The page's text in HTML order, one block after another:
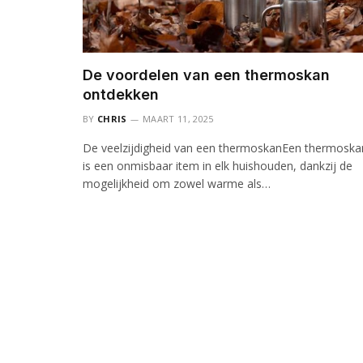
De voordelen van een thermoskan
ontdekken
BY CHRIS MAART 11, 2025
De veelzijdigheid van een thermoskanEen
is een onmisbaar item in elk huishouden, dankzij de
mogelijkheid om zowel warme als…